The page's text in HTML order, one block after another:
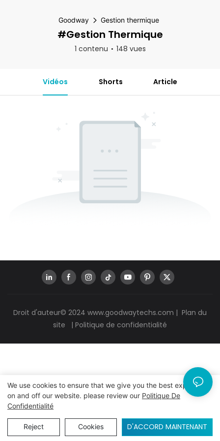
Goodway Gestion thermique
#Gestion Thermique
1 contenu 148 vues
Vidéos Shorts Article
Droit d'auteur© 2024 www.goodwaytechs.com | Plan du
site
| Politique de confidentialité
We use cookies to ensure that we give you the best experience
on and off our website. please review our Politique De
Confidentialité
Reject Cookies D'ACCORD MAINTENANT